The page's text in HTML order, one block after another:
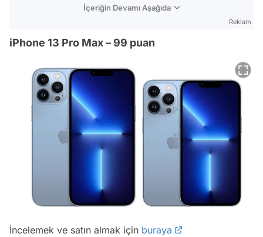
İçeriğin Devamı Aşağıda
Reklam
iPhone 13 Pro Max – 99 puan
İncelemek ve satın almak için buraya